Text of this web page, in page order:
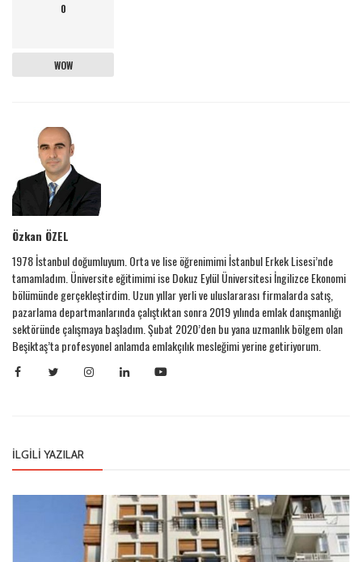
0
WOW
Özkan ÖZEL
1978 İstanbul doğumluyum. Orta ve lise öğrenimimi İstanbul Erkek Lisesi’nde
tamamladım. Üniversite eğitimimi ise Dokuz Eylül Üniversitesi İngilizce Ekonomi
bölümünde gerçekleştirdim. Uzun yıllar yerli ve uluslararası firmalarda satış,
pazarlama departmanlarında çalıştıktan sonra 2019 yılında emlak danışmanlığı
sektöründe çalışmaya başladım. Şubat 2020’den bu yana uzmanlık bölgem olan
Beşiktaş’ta profesyonel anlamda emlakçılık mesleğimi yerine getiriyorum.
İLGILI YAZILAR